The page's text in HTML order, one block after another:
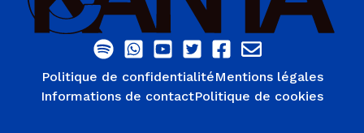
Politique de confidentialitéMentions légales
Informations de contactPolitique de cookies